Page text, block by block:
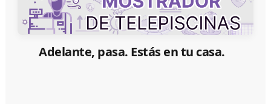
Adelante, pasa. Estás en tu casa.